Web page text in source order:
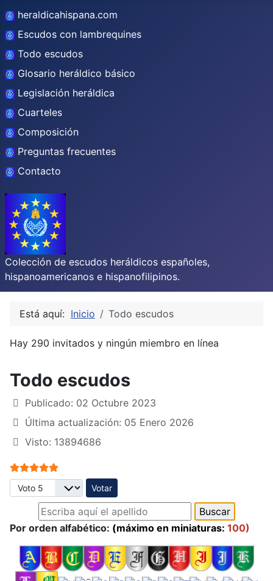
heraldicahispana.com
Escudos con lambrequines
Todo escudos
Glosario heráldico básico
Legislación heráldica
Cuarteles
Composición
Preguntas frecuentes
Contacto
Colección de escudos heráldicos españoles,
hispanoamericanos e hispanofilipinos.
Está aquí: Inicio Todo escudos
Hay 290 invitados y ningún miembro en línea
Todo escudos
Publicado: 02 Octubre 2023
Última actualización: 05 Enero 2026
Visto: 13894686
Ratio:5/5
Por favor, vote
Por orden alfabético: (máximo en miniaturas: 100)